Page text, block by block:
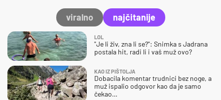
viralno najčitanije
LOL
"Je li živ, zna li se?": Snimka s Jadrana
postala hit, radi li i vaš muž ovo?
KAO IZ PIŠTOLJA
Dobacila komentar trudnici bez noge, a
muž ispalio odgovor kao da je samo
čekao…